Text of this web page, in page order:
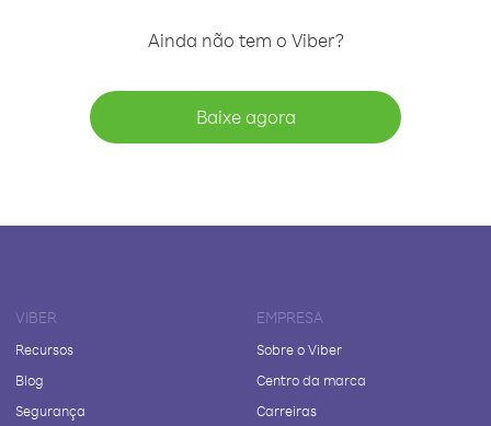
Ainda não tem o Viber?
Baixe agora
VIBER
Recursos
Blog
Segurança
EMPRESA
Sobre o Viber
Centro da marca
Carreiras